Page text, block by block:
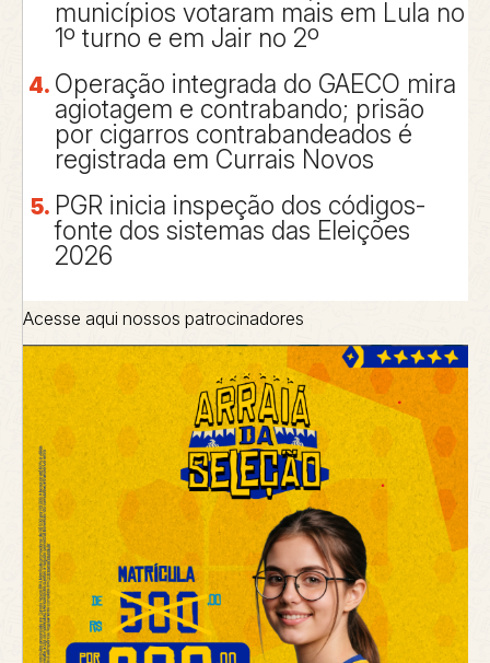
municípios votaram mais em Lula no
1º turno e em Jair no 2º
Operação integrada do GAECO mira
agiotagem e contrabando; prisão
por cigarros contrabandeados é
registrada em Currais Novos
PGR inicia inspeção dos códigos-
fonte dos sistemas das Eleições
2026
Acesse aqui nossos patrocinadores